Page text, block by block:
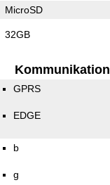
MicroSD
32GB
Kommunikation
GPRS
EDGE
b
g